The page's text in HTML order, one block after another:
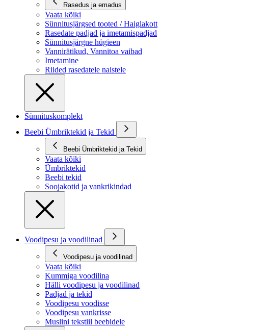
Rasedus ja emadus
Vaata kõiki
Sünnitusjärgsed tooted / Haiglakott
Rasedate padjad ja imetamispadjad
Sünnitusjärgne hügieen
Vannirätikud, Vannitoa vaibad
Imetamine
Riided rasedatele naistele
Sünnituskomplekt
Beebi Ümbriktekid ja Tekid
Beebi Ümbriktekid ja Tekid
Vaata kõiki
Ümbriktekid
Beebi tekid
Soojakotid ja vankrikindad
Voodipesu ja voodilinad
Voodipesu ja voodilinad
Vaata kõiki
Kummiga voodilina
Hälli voodipesu ja voodilinad
Padjad ja tekid
Voodipesu voodisse
Voodipesu vankrisse
Muslini tekstiil beebidele